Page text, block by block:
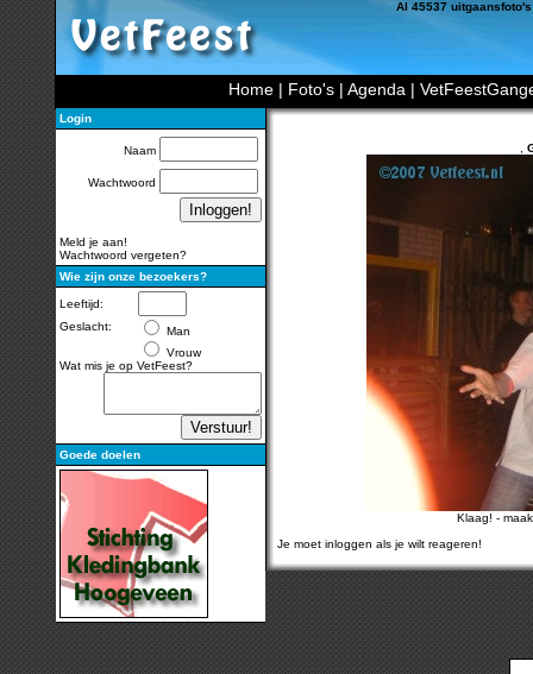
Al 45537
Home | Foto's | Agenda |
Login
Naam
Wachtwoord
Meld je aan!
Wachtwoord vergeten?
Wie zijn onze bezoekers?
Leeftijd:
Geslacht:
Man
Vrouw
Wat mis je op VetFeest?
Goede doelen
Klaag! -
Je moet inloggen als je wilt reageren!